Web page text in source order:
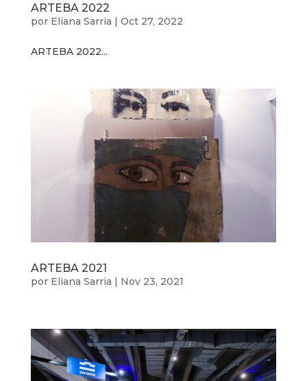
ARTEBA 2022
por Eliana Sarria | Oct 27, 2022
ARTEBA 2022...
ARTEBA 2021
por Eliana Sarria | Nov 23, 2021